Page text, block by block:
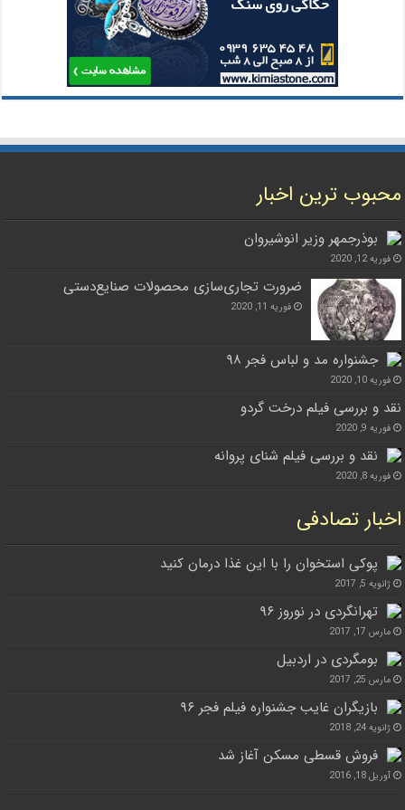
محبوب ترین اخبار
بوذرجمهر وزیر انوشیروان
فوریه 12, 2020
ضرورت تجاری‌سازی محصولات صنایع‌دستی
فوریه 11, 2020
جشنواره مد و لباس فجر ۹۸
فوریه 10, 2020
نقد و بررسی فیلم درخت گردو
فوریه 9, 2020
نقد و بررسی فیلم شنای پروانه
فوریه 8, 2020
اخبار تصادفی
پوکی استخوان را با این غذا درمان کنید
ژانویه 5, 2017
تهرانگردی در نوروز ۹۶
مارس 17, 2017
بومگردی در اردبیل
مارس 25, 2017
بازیگران غایب جشنواره فیلم فجر ۹۶
ژانویه 24, 2018
فروش قسطی مسکن آغاز شد
آوریل 18, 2016